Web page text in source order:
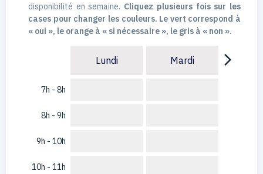
disponibilité en semaine. Cliquez plusieurs fois sur les
cases pour changer les couleurs. Le vert correspond à
« oui », le orange à « si nécessaire », le gris à « non ».
7h - 8h
8h - 9h
9h - 10h
10h - 11h
Lundi Mardi arrow_forward_ios